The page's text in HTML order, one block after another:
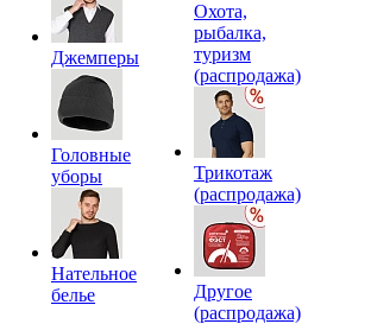
Джемперы
Головные
уборы
Нательное
белье
Охота,
рыбалка,
туризм
(распродажа)
Трикотаж
(распродажа)
Другое
(распродажа)